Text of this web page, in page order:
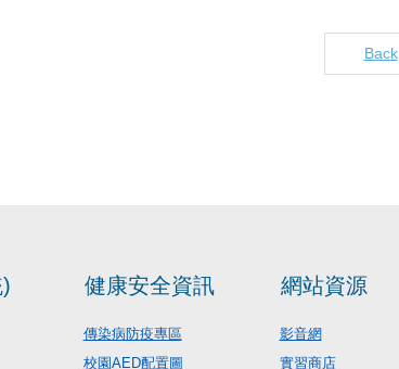
Back
健康安全資訊
傳染病防疫專區
校園AED配置圖
網站資源
影音網
實習商店